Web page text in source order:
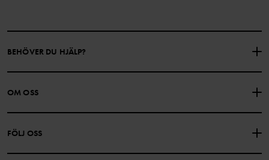
BEHÖVER DU HJÄLP?
KONTAKTA OSS
PRESENTKORTSALDO KÖPVILLKOR
INTEGRITETSPOLICY
OM OSS
FÖLJ OSS